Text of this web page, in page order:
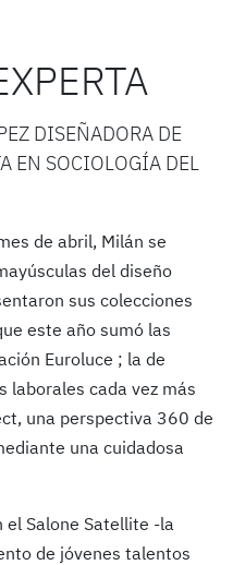
DISEÑADORA DE
EN SOCIOLOGÍA DEL
de abril, Milán se
del diseño
sus colecciones
este año sumó las
Euroluce ; la de
laborales cada vez más
una perspectiva 360 de
una cuidadosa
el Salone Satellite -la
de jóvenes talentos